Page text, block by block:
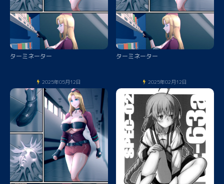
ターミネーター ターミネーター
2025年05月12日 2025年02月12日